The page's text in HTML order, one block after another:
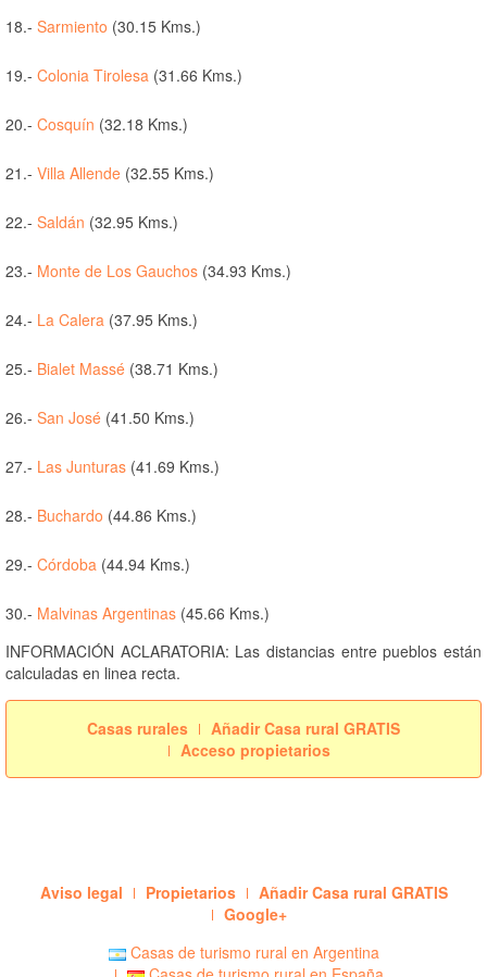
18.- Sarmiento (30.15 Kms.)
19.- Colonia Tirolesa (31.66 Kms.)
20.- Cosquín (32.18 Kms.)
21.- Villa Allende (32.55 Kms.)
22.- Saldán (32.95 Kms.)
23.- Monte de Los Gauchos (34.93 Kms.)
24.- La Calera (37.95 Kms.)
25.- Bialet Massé (38.71 Kms.)
26.- San José (41.50 Kms.)
27.- Las Junturas (41.69 Kms.)
28.- Buchardo (44.86 Kms.)
29.- Córdoba (44.94 Kms.)
30.- Malvinas Argentinas (45.66 Kms.)
INFORMACIÓN ACLARATORIA: Las distancias entre pueblos están
calculadas en linea recta.
Casas rurales
Añadir Casa rural GRATIS
Acceso propietarios
Aviso legal Propietarios
Añadir Casa rural GRATIS
Google+
Casas de turismo rural en Argentina